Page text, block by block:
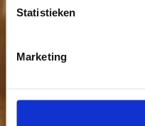
Statistieken
Marketing